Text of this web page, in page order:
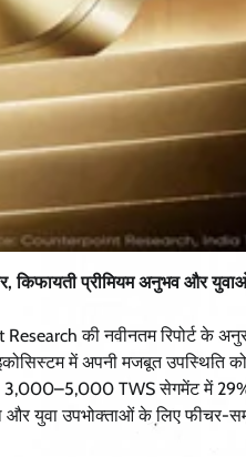
किफायती प्रीमियम अनुभव और
की नवीनतम रिपोर्ट के
में अपनी मजबूत उपस्थिति
3,000–5,000 TWS सेगमेंट में 29%
और युवा उपभोक्ताओं के लिए फीचर-